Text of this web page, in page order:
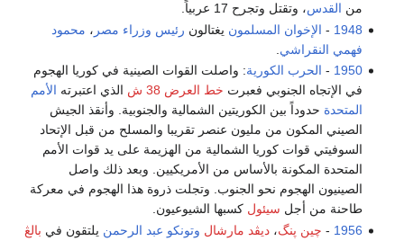
من القدس، وتقتل وتجرح 17 عربياً.
1948
- الإخوان المسلمون يغتالون رئيس وزراء مصر ، محمود
فهمي النقراشي
1950
- الحرب الكورية: واصلت القوات الصينية في كوريا الهجوم
في الإتجاه الجنوبي فعبرت خط العرض 38 ش الذي اعتبرته الأمم
المتحدة حدوداً بين الكوريتين الشمالية والجنوبية. وأنقذ الجيش
الصيني المكون من مليون عنصر تقريبا والمسلح من قبل الإتحاد
السوفيتي قوات كوريا الشمالية من الهزيمة على يد قوات الأمم
المتحدة المكونة بالأساس من الأمريكيين. وبعد ذلك واصل
الصينيون الهجوم نحو الجنوب. وتجلت ذروة هذا الهجوم في معركة
طاحنة من أجل سيئول كسبها الشيوعيون.
1956
- چين پنگ،ديڤد مارشال وتونكو عبد الرحمن يلتقون في بالڠ